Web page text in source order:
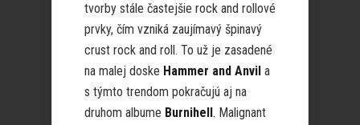
tvorby stále častejšie rock and rollové
prvky, čím vzniká zaujímavý špinavý
crust rock and roll. To už je zasadené
na malej doske Hammer and Anvil a
s týmto trendom pokračujú aj na
druhom albume Burnihell . Malignant